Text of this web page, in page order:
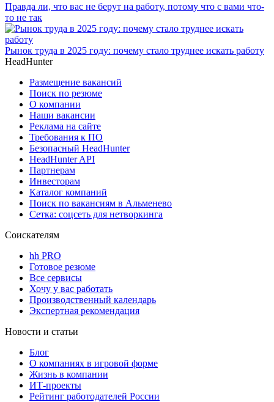
Правда ли, что вас не берут на работу, потому что с вами что-
то не так
Рынок труда в 2025 году: почему стало труднее искать работу
HeadHunter
Размещение вакансий
Поиск по резюме
О компании
Наши вакансии
Реклама на сайте
Требования к ПО
Безопасный HeadHunter
HeadHunter API
Партнерам
Инвесторам
Каталог компаний
Поиск по вакансиям в Альменево
Сетка: соцсеть для нетворкинга
Соискателям
hh PRO
Готовое резюме
Все сервисы
Хочу у вас работать
Производственный календарь
Экспертная рекомендация
Новости и статьи
Блог
О компаниях в игровой форме
Жизнь в компании
ИТ-проекты
Рейтинг работодателей России